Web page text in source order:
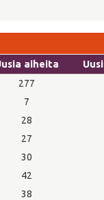
aiheita
277
7
28
27
30
42
38